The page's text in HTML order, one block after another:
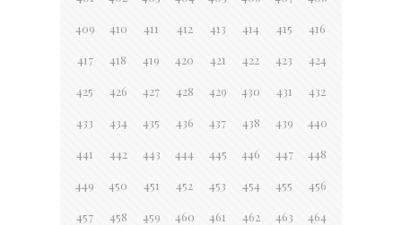
409 410 411 412 413 414 415 416
417 418 419 420 421 422 423 424
425 426 427 428 429 430 431 432
433 434 435 436 437 438 439 440
441 442 443 444 445 446 447 448
449 450 451 452 453 454 455 456
457 458 459 460 461 462 463 464